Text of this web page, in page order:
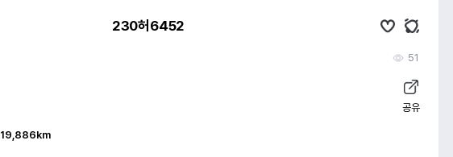
230허6452
51
공유
19,886km